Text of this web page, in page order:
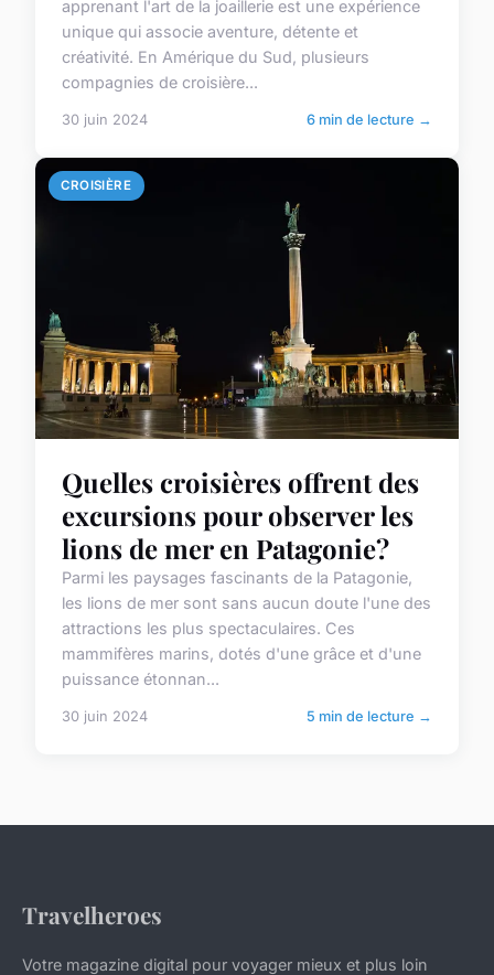
apprenant l'art de la joaillerie est une expérience
unique qui associe aventure, détente et
créativité. En Amérique du Sud, plusieurs
compagnies de croisière...
30 juin 2024 6 min de lecture →
CROISIÈRE
Quelles croisières offrent des
excursions pour observer les
lions de mer en Patagonie?
Parmi les paysages fascinants de la Patagonie,
les lions de mer sont sans aucun doute l'une des
attractions les plus spectaculaires. Ces
mammifères marins, dotés d'une grâce et d'une
puissance étonnan...
30 juin 2024 5 min de lecture →
Travelheroes
Votre magazine digital pour voyager mieux et plus loin